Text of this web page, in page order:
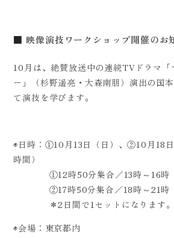
映像演技ワークショップ開催のお
10月は、絶賛放送中の連続TVドラマ「
ー」（杉野遥亮・大森南朋）演出の国
て演技を学びます。
◉日時：①10月13日（日）、②10月18
時間）
①12時50分集合／13時～16時（
②17時50分集合／18時～21時（
＊2日間で1セットになります。
◉会場：東京都内